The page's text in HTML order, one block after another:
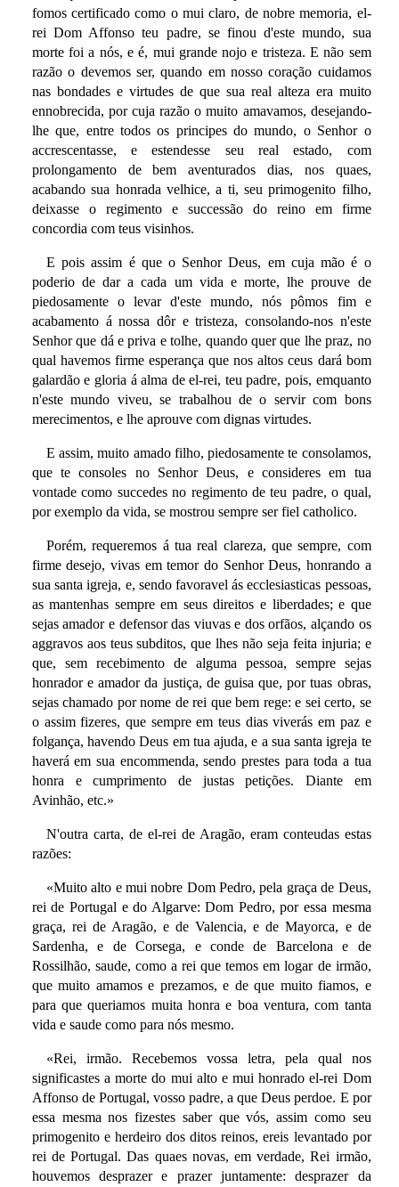
fomos certificado como o mui claro, de nobre memoria, el-
rei Dom Affonso teu padre, se finou d'este mundo, sua
morte foi a nós, e é, mui grande nojo e tristeza. E não sem
razão o devemos ser, quando em nosso coração cuidamos
nas bondades e virtudes de que sua real alteza era muito
ennobrecida, por cuja razão o muito amavamos, desejando-
lhe que, entre todos os principes do mundo, o Senhor o
accrescentasse, e estendesse seu real estado, com
prolongamento de bem aventurados dias, nos quaes,
acabando sua honrada velhice, a ti, seu primogenito filho,
deixasse o regimento e successão do reino em firme
concordia com teus visinhos.
E pois assim é que o Senhor Deus, em cuja mão é o
poderio de dar a cada um vida e morte, lhe prouve de
piedosamente o levar d'este mundo, nós pômos fim e
acabamento á nossa dôr e tristeza, consolando-nos n'este
Senhor que dá e priva e tolhe, quando quer que lhe praz, no
qual havemos firme esperança que nos altos ceus dará bom
galardão e gloria á alma de el-rei, teu padre, pois, emquanto
n'este mundo viveu, se trabalhou de o servir com bons
merecimentos, e lhe aprouve com dignas virtudes.
E assim, muito amado filho, piedosamente te consolamos,
que te consoles no Senhor Deus, e consideres em tua
vontade como succedes no regimento de teu padre, o qual,
por exemplo da vida, se mostrou sempre ser fiel catholico.
Porém, requeremos á tua real clareza, que sempre, com
firme desejo, vivas em temor do Senhor Deus, honrando a
sua santa igreja, e, sendo favoravel ás ecclesiasticas pessoas,
as mantenhas sempre em seus direitos e liberdades; e que
sejas amador e defensor das viuvas e dos orfãos, alçando os
aggravos aos teus subditos, que lhes não seja feita injuria; e
que, sem recebimento de alguma pessoa, sempre sejas
honrador e amador da justiça, de guisa que, por tuas obras,
sejas chamado por nome de rei que bem rege: e sei certo, se
o assim fizeres, que sempre em teus dias viverás em paz e
folgança, havendo Deus em tua ajuda, e a sua santa igreja te
haverá em sua encommenda, sendo prestes para toda a tua
honra e cumprimento de justas petições. Diante em
Avinhão, etc.»
N'outra carta, de el-rei de Aragão, eram conteudas estas
razões:
«Muito alto e mui nobre Dom Pedro, pela graça de Deus,
rei de Portugal e do Algarve: Dom Pedro, por essa mesma
graça, rei de Aragão, e de Valencia, e de Mayorca, e de
Sardenha, e de Corsega, e conde de Barcelona e de
Rossilhão, saude, como a rei que temos em logar de irmão,
que muito amamos e prezamos, e de que muito fiamos, e
para que queriamos muita honra e boa ventura, com tanta
vida e saude como para nós mesmo.
«Rei, irmão. Recebemos vossa letra, pela qual nos
significastes a morte do mui alto e mui honrado el-rei Dom
Affonso de Portugal, vosso padre, a que Deus perdoe. E por
essa mesma nos fizestes saber que vós, assim como seu
primogenito e herdeiro dos ditos reinos, ereis levantado por
rei de Portugal. Das quaes novas, em verdade, Rei irmão,
houvemos desprazer e prazer juntamente: desprazer da